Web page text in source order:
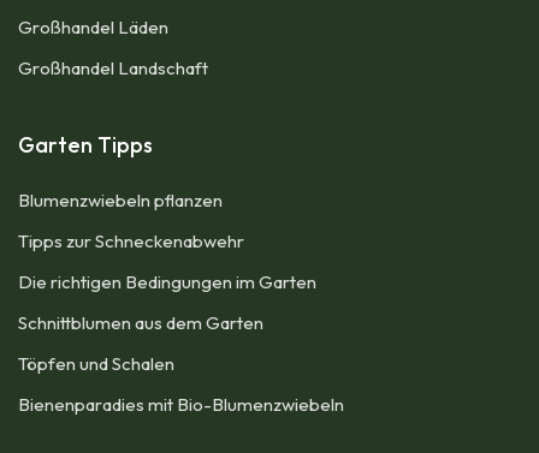
Großhandel Läden
Großhandel Landschaft
Garten Tipps
Blumenzwiebeln pflanzen
Tipps zur Schneckenabwehr
Die richtigen Bedingungen im Garten
Schnittblumen aus dem Garten
Töpfen und Schalen
Bienenparadies mit Bio-Blumenzwiebeln